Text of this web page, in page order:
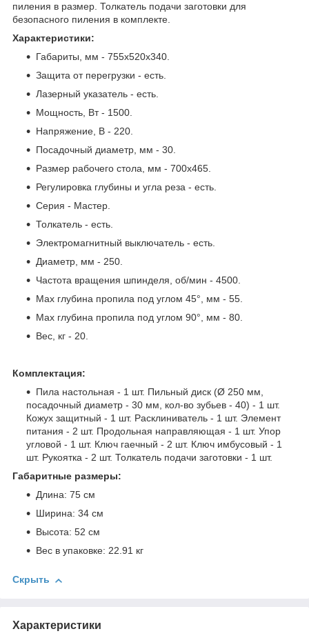
пиления в размер. Толкатель подачи заготовки для
безопасного пиления в комплекте.
Характеристики:
Габариты, мм - 755х520х340.
Защита от перегрузки - есть.
Лазерный указатель - есть.
Мощность, Вт - 1500.
Напряжение, В - 220.
Посадочный диаметр, мм - 30.
Размер рабочего стола, мм - 700х465.
Регулировка глубины и угла реза - есть.
Серия - Мастер.
Толкатель - есть.
Электромагнитный выключатель - есть.
Диаметр, мм - 250.
Частота вращения шпинделя, об/мин - 4500.
Max глубина пропила под углом 45°, мм - 55.
Max глубина пропила под углом 90°, мм - 80.
Вес, кг - 20.
Комплектация:
Пила настольная - 1 шт. Пильный диск (Ø 250 мм,
посадочный диаметр - 30 мм, кол-во зубьев - 40) - 1 шт.
Кожух защитный - 1 шт. Расклиниватель - 1 шт. Элемент
питания - 2 шт. Продольная направляющая - 1 шт. Упор
угловой - 1 шт. Ключ гаечный - 2 шт. Ключ имбусовый - 1
шт. Рукоятка - 2 шт. Толкатель подачи заготовки - 1 шт.
Габаритные размеры:
Длина: 75 см
Ширина: 34 см
Высота: 52 см
Вес в упаковке: 22.91 кг
Скрыть
Характеристики